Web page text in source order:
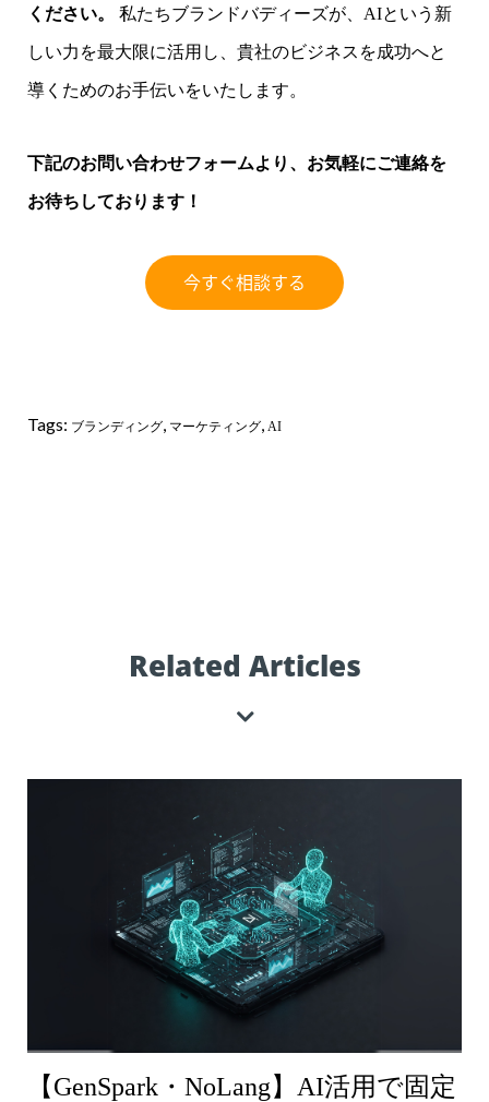
ください。 私たちブランドバディーズが、AIという新
しい力を最大限に活用し、貴社のビジネスを成功へと
導くためのお手伝いをいたします。
下記のお問い合わせフォームより、お気軽にご連絡を
お待ちしております！
Tags: ブランディング, マーケティング, AI
Related Articles
【GenSpark・NoLang】AI活用で固定